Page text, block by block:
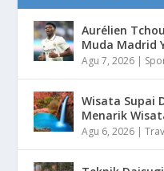
Aurélien
Muda Madrid
Agu 7, 2026 |
Wisata Supai
Menarik
Agu 6, 2026 |